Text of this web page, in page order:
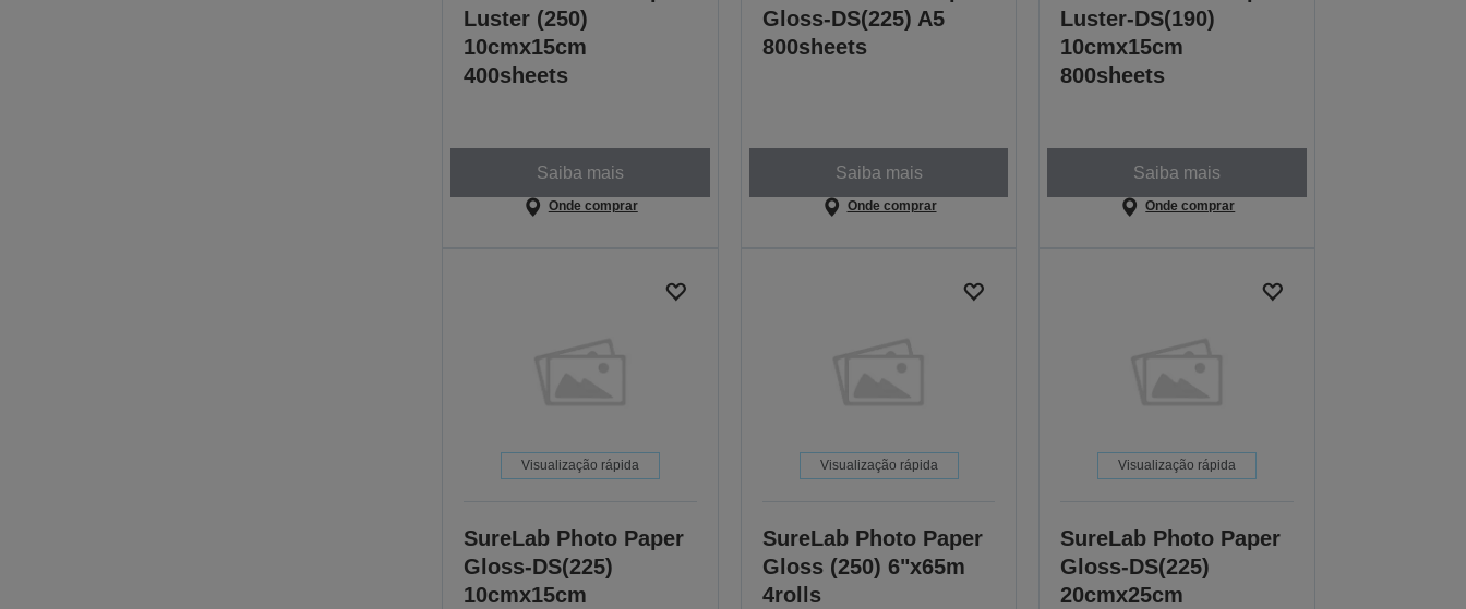
Luster (250)
10cmx15cm
400sheets
Saiba mais
Onde comprar
Gloss-DS(225) A5
800sheets
Saiba mais
Onde comprar
Luster-DS(190)
10cmx15cm
800sheets
Saiba mais
Onde comprar
Visualização rápida
SureLab Photo Paper
Gloss-DS(225)
10cmx15cm
Visualização rápida
SureLab Photo Paper
Gloss (250) 6"x65m
4rolls
Visualização rápida
SureLab Photo Paper
Gloss-DS(225)
20cmx25cm